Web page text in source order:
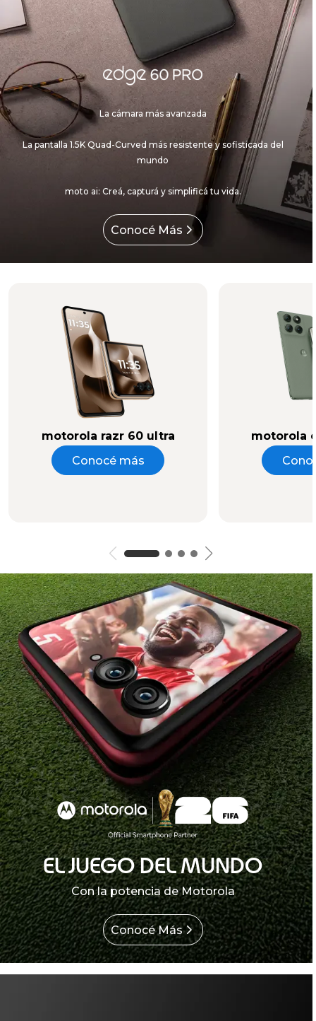
La cámara más avanzada
La pantalla 1.5K Quad-Curved más resistente y sofisticada del
mundo
moto ai: Creá, capturá y simplificá tu vida.
Conocé Más
motorola razr 60 ultra
Conocé más
motorola
EL JUEGO DEL MUNDO
Con la potencia de Motorola
Conocé Más